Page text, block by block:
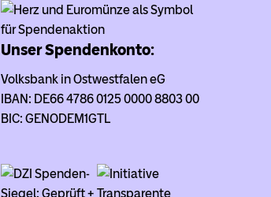
Unser Spendenkonto:
Volksbank in Ostwestfalen eG
IBAN: DE66 4786 0125 0000 8803 00
BIC: GENODEM1GTL